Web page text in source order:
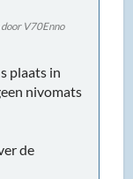
V70Enno
plaats in
nivomats
de